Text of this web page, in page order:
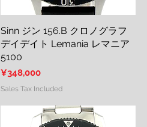
Quick View
Sinn ジン 156.B クロノグラフ
デイデイト Lemania レマニア
5100
Price
¥348,000
Sales Tax Included